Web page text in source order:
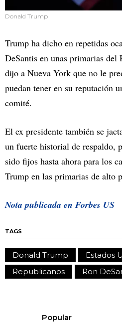
Donald Trump
Trump ha dicho en repetidas
DeSantis en unas primarias
dijo a Nueva York que no le
puedan tener en su reputación
comité.
El ex presidente también se
un fuerte historial de respaldo,
sido fijos hasta ahora para los
Trump en las primarias de alto
Nota publicada en Forbes US
TAGS
Donald Trump Estados
Republicanos
Ron
Popular